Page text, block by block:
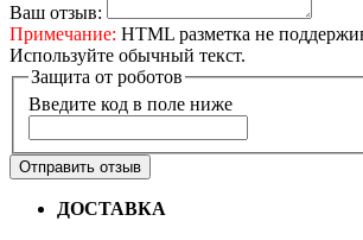
Ваш отзыв:
Примечание: HTML разметка не
Используйте обычный текст.
Защита от роботов
Введите код в поле ниже
Отправить отзыв
ДОСТАВКА